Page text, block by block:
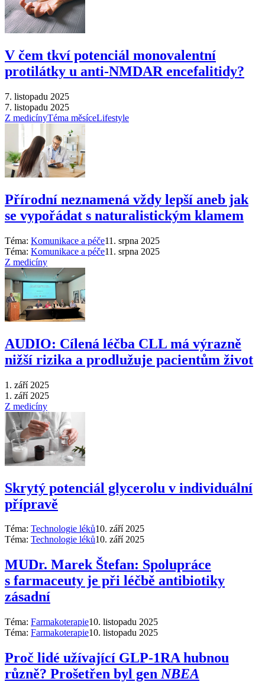
V čem tkví potenciál monovalentní
protilátky u anti-NMDAR encefalitidy?
7. listopadu 2025
7. listopadu 2025
Z medicínyTéma měsíceLifestyle
Přírodní neznamená vždy lepší aneb jak
se vypořádat s naturalistickým klamem
Téma: Komunikace a péče11. srpna 2025
Téma: Komunikace a péče11. srpna 2025
Z medicíny
AUDIO: Cílená léčba CLL má výrazně
nižší rizika a prodlužuje pacientům život
1. září 2025
1. září 2025
Z medicíny
Skrytý potenciál glycerolu v individuální
přípravě
Téma: Technologie léků10. září 2025
Téma: Technologie léků10. září 2025
MUDr. Marek Štefan: Spolupráce
s farmaceuty je při léčbě antibiotiky
zásadní
Téma: Farmakoterapie10. listopadu 2025
Téma: Farmakoterapie10. listopadu 2025
Proč lidé užívající GLP-1RA hubnou
různě? Prošetřen byl gen NBEA